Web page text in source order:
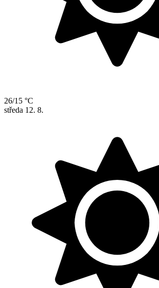
26/15 °C
středa 12. 8.